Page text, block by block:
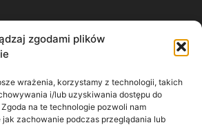
zgodami plików
wrażenia, korzystamy z technologii, takich
i/lub uzyskiwania dostępu do
na te technologie pozwoli nam
zachowanie podczas przeglądania lub